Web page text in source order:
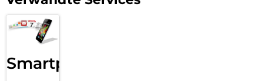
Smartphone